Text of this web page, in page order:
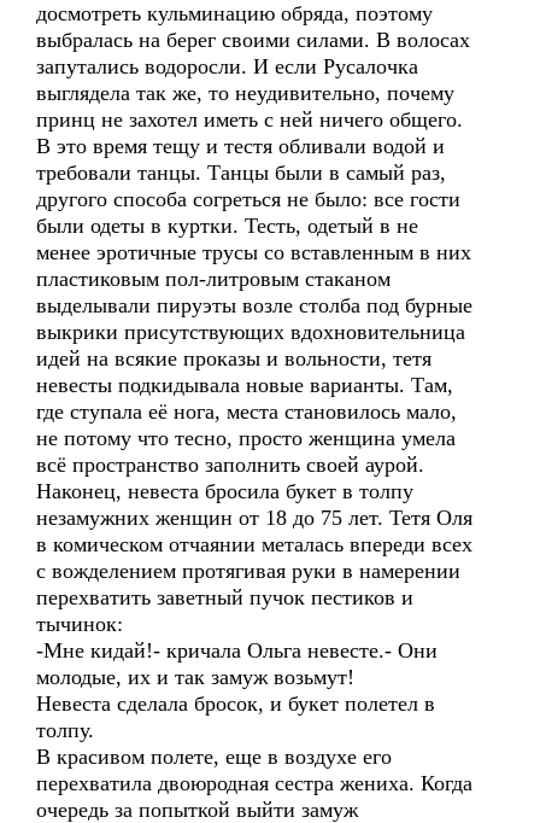
досмотреть кульминацию обряда, поэтому
выбралась на берег своими силами. В волосах
запутались водоросли. И если Русалочка
выглядела так же, то неудивительно, почему
принц не захотел иметь с ней ничего общего.
В это время тещу и тестя обливали водой и
требовали танцы. Танцы были в самый раз,
другого способа согреться не было: все гости
были одеты в куртки. Тесть, одетый в не
менее эротичные трусы со вставленным в них
пластиковым пол-литровым стаканом
выделывали пируэты возле столба под бурные
выкрики присутствующих вдохновительница
идей на всякие проказы и вольности, тетя
невесты подкидывала новые варианты. Там,
где ступала её нога, места становилось мало,
не потому что тесно, просто женщина умела
всё пространство заполнить своей аурой.
Наконец, невеста бросила букет в толпу
незамужних женщин от 18 до 75 лет. Тетя Оля
в комическом отчаянии металась впереди всех
с вожделением протягивая руки в намерении
перехватить заветный пучок пестиков и
тычинок:
-Мне кидай!- кричала Ольга невесте.- Они
молодые, их и так замуж возьмут!
Невеста сделала бросок, и букет полетел в
толпу.
В красивом полете, еще в воздухе его
перехватила двоюродная сестра жениха. Когда
очередь за попыткой выйти замуж